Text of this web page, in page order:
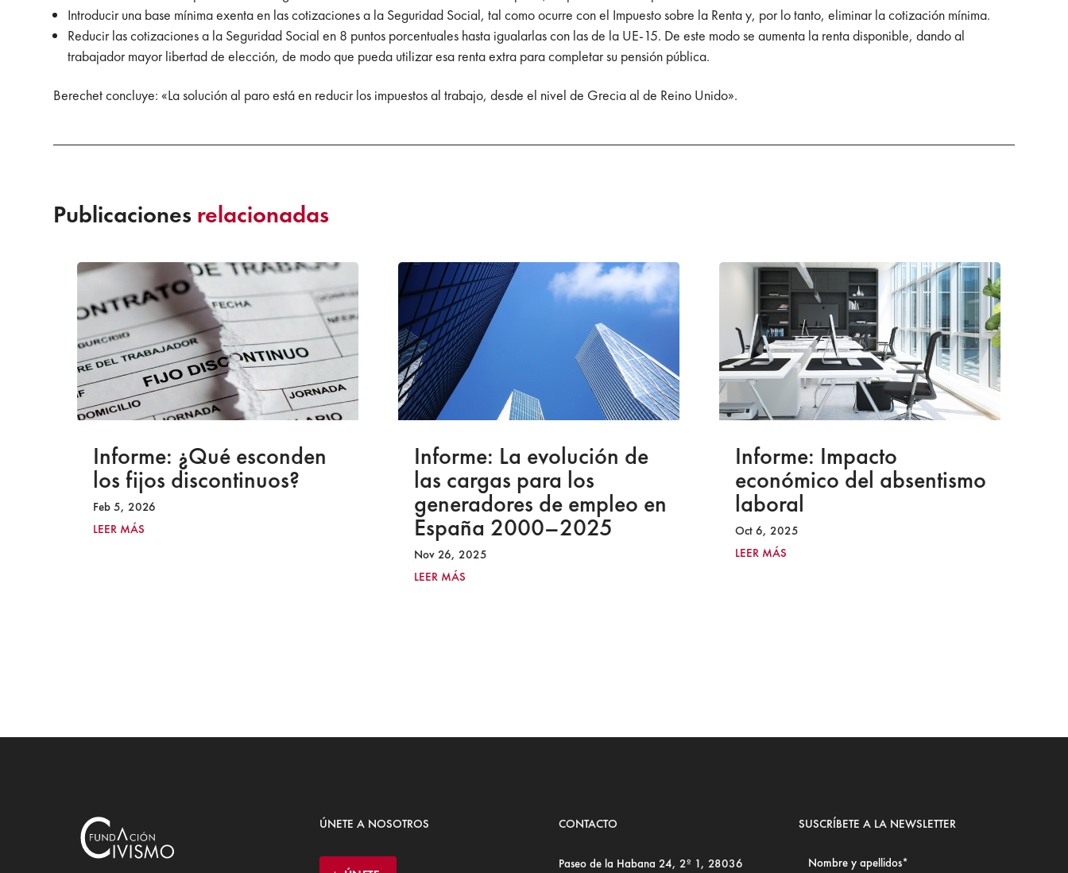
Introducir una base mínima exenta en las cotizaciones a la Seguridad Social, tal como ocurre con el Impuesto sobre la Renta y, por lo tanto, eliminar la cotización mínima.
Reducir las cotizaciones a la Seguridad Social en 8 puntos porcentuales hasta igualarlas con las de la UE-15. De este modo se aumenta la renta disponible, dando al
trabajador mayor libertad de elección, de modo que pueda utilizar esa renta extra para completar su pensión pública.
Berechet concluye: «La solución al paro está en reducir los impuestos al trabajo, desde el nivel de Grecia al de Reino Unido».
Publicaciones relacionadas
Informe: ¿Qué esconden
los fijos discontinuos?
Feb 5, 2026
LEER MÁS
Informe: La evolución de
las cargas para los
generadores de empleo en
España 2000–2025
Nov 26, 2025
LEER MÁS
Informe: Impacto
económico del absentismo
laboral
Oct 6, 2025
LEER MÁS
ÚNETE A NOSOTROS CONTACTO
Paseo de la Habana 24, 2º 1, 28036
SUSCRÍBETE A LA NEWSLETTER